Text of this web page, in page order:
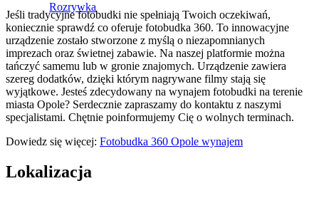
Rozrywka
Jeśli tradycyjne fotobudki nie spełniają Twoich oczekiwań,
koniecznie sprawdź co oferuje fotobudka 360. To innowacyjne
urządzenie zostało stworzone z myślą o niezapomnianych
imprezach oraz świetnej zabawie. Na naszej platformie można
tańczyć samemu lub w gronie znajomych. Urządzenie zawiera
szereg dodatków, dzięki którym nagrywane filmy stają się
wyjątkowe. Jesteś zdecydowany na wynajem fotobudki na terenie
miasta Opole? Serdecznie zapraszamy do kontaktu z naszymi
specjalistami. Chętnie poinformujemy Cię o wolnych terminach.
Dowiedz się więcej: Fotobudka 360 Opole wynajem
Lokalizacja